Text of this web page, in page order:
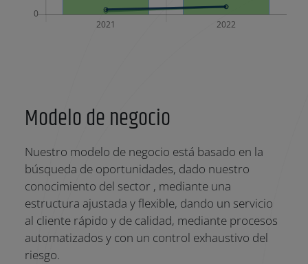
Modelo de negocio
Nuestro modelo de negocio está basado en la
búsqueda de oportunidades, dado nuestro
conocimiento del sector , mediante una
estructura ajustada y flexible, dando un servicio
al cliente rápido y de calidad, mediante procesos
automatizados y con un control exhaustivo del
riesgo.